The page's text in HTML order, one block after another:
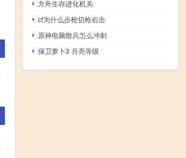
方舟生存进化机关
cf为什么步枪切枪右击
原神电脑散兵怎么冲刺
保卫萝卜3 月亮等级